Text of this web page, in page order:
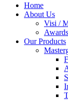
Home
About Us
Visi /
Awards
Our Products